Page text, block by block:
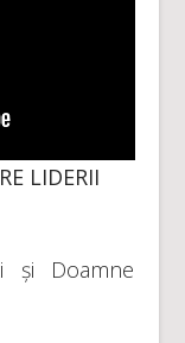
LIDERII
și Doamne